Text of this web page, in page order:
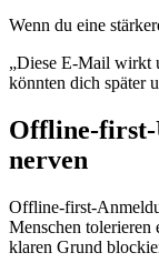
Wenn du eine
„Diese E‑Mail wirkt
könnten dich später
nerven
Menschen tolerieren
klaren Grund